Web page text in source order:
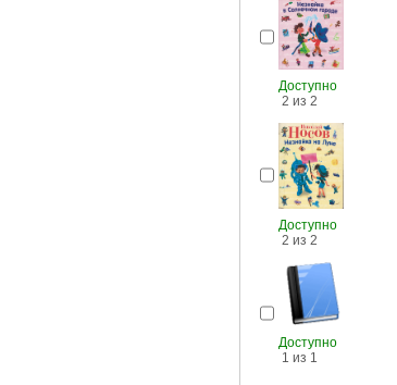
Доступно
2 из 2
Доступно
2 из 2
Доступно
1 из 1